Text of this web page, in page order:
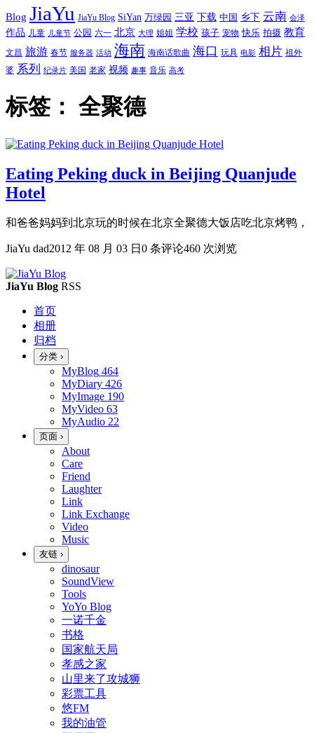
Blog JiaYu JiaYu Blog SiYan 万绿园 三亚 下载 中国 乡下 云南 会泽
作品 儿童 儿童节 公园 六一 北京 大理 姐姐 学校 孩子 宠物 快乐 拍摄 教育
文昌 旅游 春节 服务器 活动 海南 海南话歌曲 海口 玩具 电影 相片 祖外
婆 系列 纪录片 美国 老家 视频 趣事 音乐 高考
标签： 全聚德
Eating Peking duck in Beijing Quanjude
Hotel
和爸爸妈妈到北京玩的时候在北京全聚德大饭店吃北京烤鸭，
JiaYu dad2012 年 08 月 03 日 0 条评论460 次浏览
JiaYu Blog RSS
首页
相册
归档
分类 ›
MyBlog 464
MyDiary 426
MyImage 190
MyVideo 63
MyAudio 22
页面 ›
About
Care
Friend
Laughter
Link
Link Exchange
Video
Music
友链 ›
dinosaur
SoundView
Tools
YoYo Blog
一诺千金
书格
国家航天局
孝感之家
山里来了攻城狮
彩票工具
悠FM
我的油管